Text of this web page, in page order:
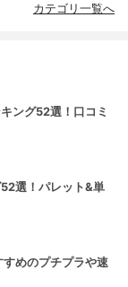
カテゴリ一覧へ
ング52選！口コミ
選！パレット&単
めのプチプラや速